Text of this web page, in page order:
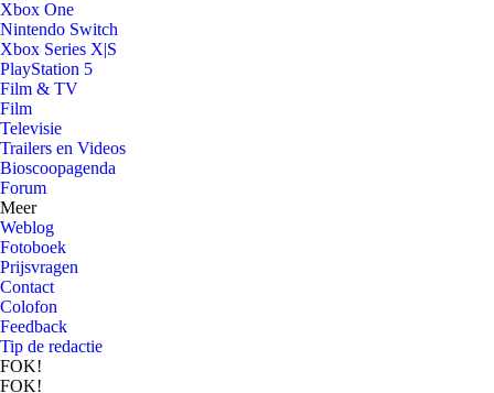
Xbox One
Nintendo Switch
Xbox Series X|S
PlayStation 5
Film & TV
Film
Televisie
Trailers en Videos
Bioscoopagenda
Forum
Meer
Weblog
Fotoboek
Prijsvragen
Contact
Colofon
Feedback
Tip de redactie
FOK!
FOK!